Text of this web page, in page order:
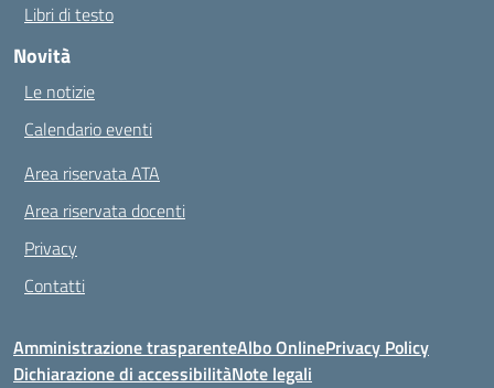
Libri di testo
Novità
Le notizie
Calendario eventi
Area riservata ATA
Area riservata docenti
Privacy
Contatti
Amministrazione trasparenteAlbo OnlinePrivacy Policy
Dichiarazione di accessibilitàNote legali